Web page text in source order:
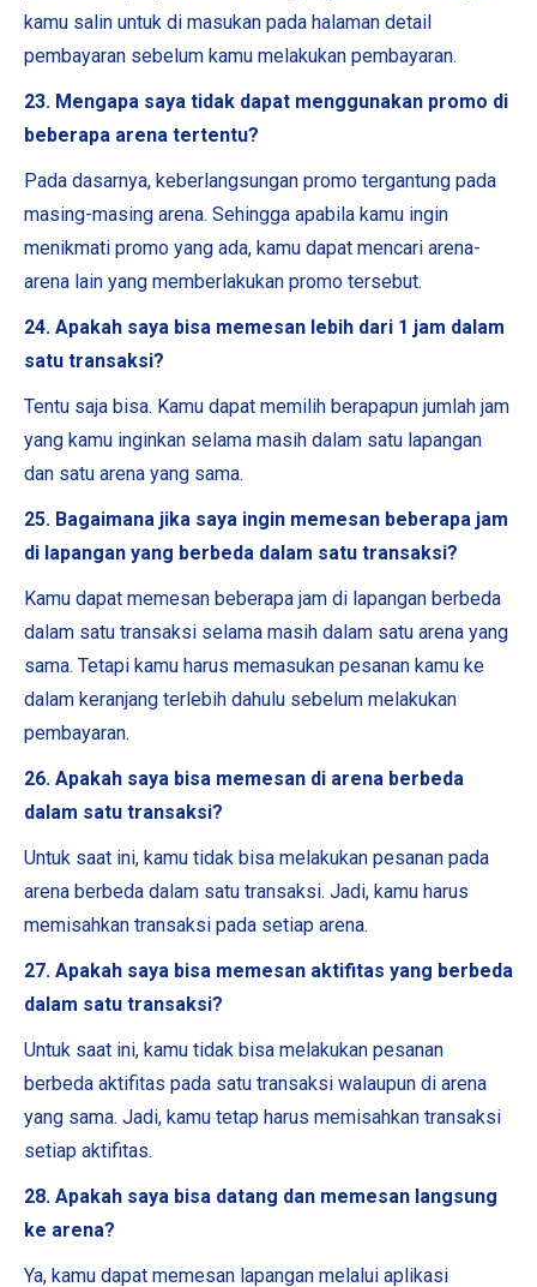
kamu salin untuk di masukan pada halaman detail
pembayaran sebelum kamu melakukan pembayaran.
23. Mengapa saya tidak dapat menggunakan promo di
beberapa arena tertentu?
Pada dasarnya, keberlangsungan promo tergantung pada
masing-masing arena. Sehingga apabila kamu ingin
menikmati promo yang ada, kamu dapat mencari arena-
arena lain yang memberlakukan promo tersebut.
24. Apakah saya bisa memesan lebih dari 1 jam dalam
satu transaksi?
Tentu saja bisa. Kamu dapat memilih berapapun jumlah jam
yang kamu inginkan selama masih dalam satu lapangan
dan satu arena yang sama.
25. Bagaimana jika saya ingin memesan beberapa jam
di lapangan yang berbeda dalam satu transaksi?
Kamu dapat memesan beberapa jam di lapangan berbeda
dalam satu transaksi selama masih dalam satu arena yang
sama. Tetapi kamu harus memasukan pesanan kamu ke
dalam keranjang terlebih dahulu sebelum melakukan
pembayaran.
26. Apakah saya bisa memesan di arena berbeda
dalam satu transaksi?
Untuk saat ini, kamu tidak bisa melakukan pesanan pada
arena berbeda dalam satu transaksi. Jadi, kamu harus
memisahkan transaksi pada setiap arena.
27. Apakah saya bisa memesan aktifitas yang berbeda
dalam satu transaksi?
Untuk saat ini, kamu tidak bisa melakukan pesanan
berbeda aktifitas pada satu transaksi walaupun di arena
yang sama. Jadi, kamu tetap harus memisahkan transaksi
setiap aktifitas.
28. Apakah saya bisa datang dan memesan langsung
ke arena?
Ya, kamu dapat memesan lapangan melalui aplikasi